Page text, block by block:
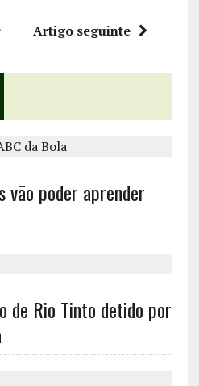
Artigo seguinte
vão poder aprender
de Rio Tinto detido por